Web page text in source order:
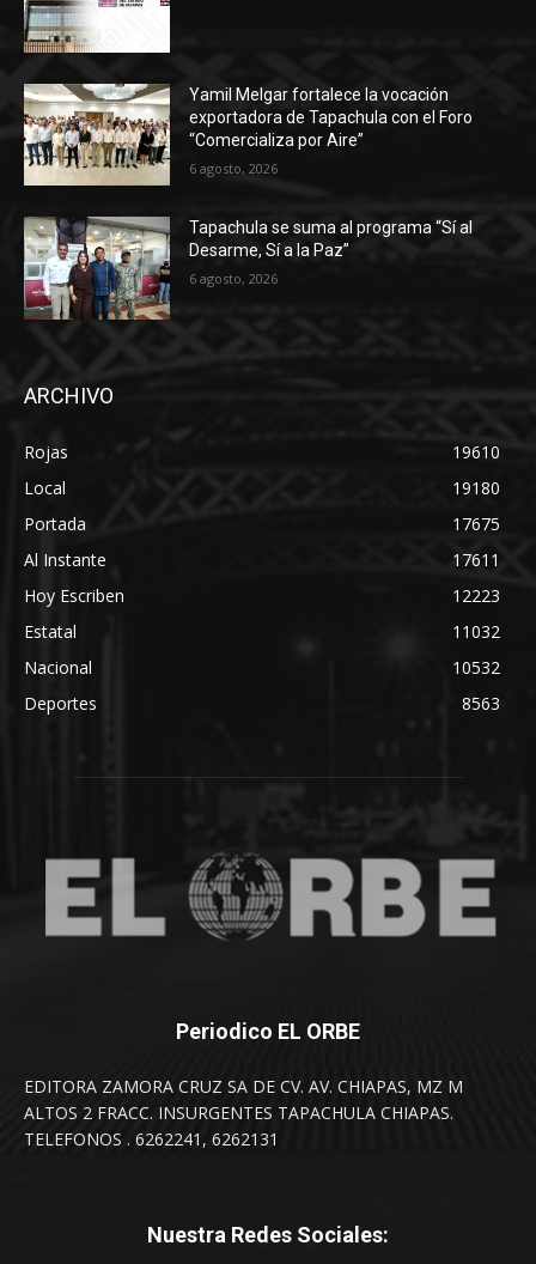
Yamil Melgar fortalece la vocación
exportadora de Tapachula con el Foro
“Comercializa por Aire”
6 agosto, 2026
Tapachula se suma al programa “Sí al
Desarme, Sí a la Paz”
6 agosto, 2026
ARCHIVO
Rojas
19610
Local
19180
Portada
17675
Al Instante
17611
Hoy Escriben
12223
Estatal
11032
Nacional
10532
Deportes
8563
Periodico EL ORBE
EDITORA ZAMORA CRUZ SA DE CV. AV. CHIAPAS, MZ M
ALTOS 2 FRACC. INSURGENTES TAPACHULA CHIAPAS.
TELEFONOS . 6262241, 6262131
Nuestra Redes Sociales: